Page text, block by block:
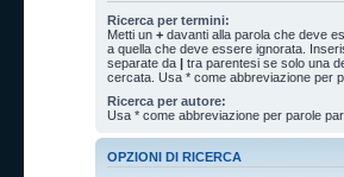
Ricerca per termini:
Metti un + davanti alla parola che deve
a quella che deve essere ignorata.
separate da | tra parentesi se solo una
cercata. Usa * come abbreviazione per
Ricerca per autore:
Usa * come abbreviazione per parole
OPZIONI DI RICERCA